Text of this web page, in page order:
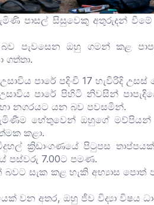
පාසල් සිසුවෙකු අතුරුදන් වීමේ
පැවසෙන ඔහු ගමන් කළ
ගත්තා.
පාරේ පදිංචි 17 හැවිරිදි
පාරේ පිහිටි නිවසින්
නගරයට යන බව පවසමින්.
හේතුවෙන් ඔහුගේ
කළා.
ක්‍රිඩාංගණයේ පිටුපස
පස්වරු 7.00ට පමණ.
බවට සැක කළ හැකි අභ්‍යාස
වන අතර, ඔහු ජීව විද්‍යා විෂය